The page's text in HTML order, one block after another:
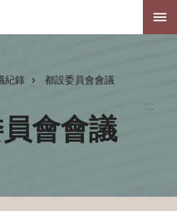
:::
紀錄 都設委員會會議
會會議